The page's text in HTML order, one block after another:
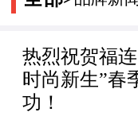
分析
热烈祝贺福连
时尚新生”春
功！